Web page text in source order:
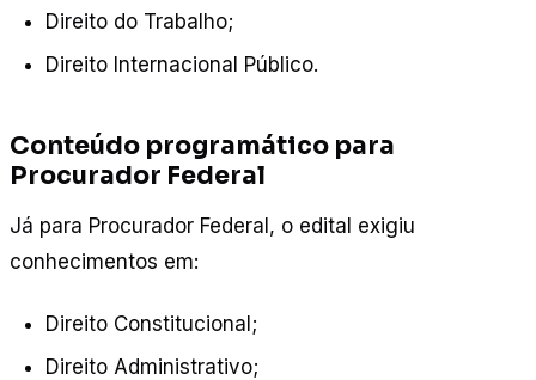
Direito do Trabalho;
Direito Internacional Público.
Conteúdo programático para
Procurador Federal
Já para Procurador Federal, o edital exigiu
conhecimentos em:
Direito Constitucional;
Direito Administrativo;